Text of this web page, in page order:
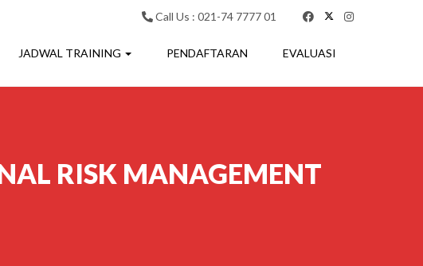
Call Us : 021-74 7777 01
JADWAL TRAINING PENDAFTARAN EVALUASI
RISK MANAGEMENT